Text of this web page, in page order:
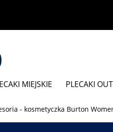
MIEJSKIE PLECAKI
- kosmetyczka Burton